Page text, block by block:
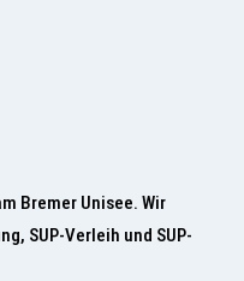
Bremer Unisee. Wir
SUP-Verleih und SUP-